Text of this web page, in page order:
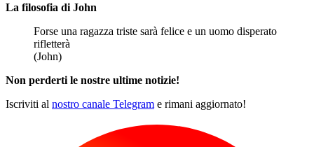
La filosofia di John
Forse una ragazza triste sarà felice e un uomo disperato
rifletterà
(John)
Non perderti le nostre ultime notizie!
Iscriviti al nostro canale Telegram e rimani aggiornato!